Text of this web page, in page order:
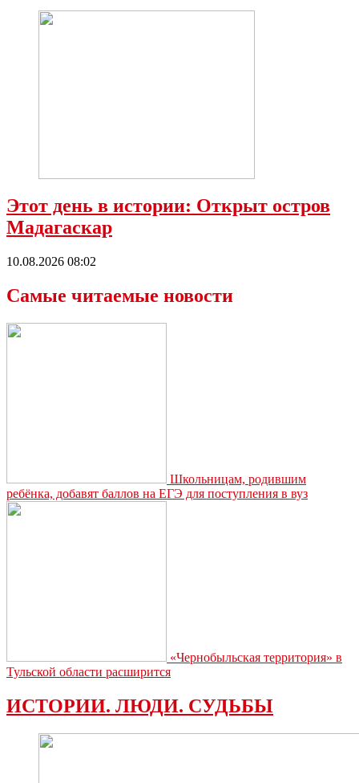
Этот день в истории: Открыт остров
Мадагаскар
10.08.2026 08:02
Самые читаемые новости
Школьницам, родившим
ребёнка, добавят баллов на ЕГЭ для поступления в вуз
«Чернобыльская территория» в
Тульской области расширится
ИСТОРИИ. ЛЮДИ. СУДЬБЫ